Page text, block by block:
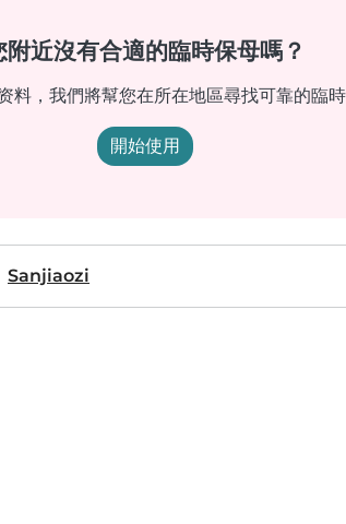
附近沒有合適的臨時保母嗎？
料，我們將幫您在所在地區尋找可靠的臨時
開始使用
Sanjiaozi